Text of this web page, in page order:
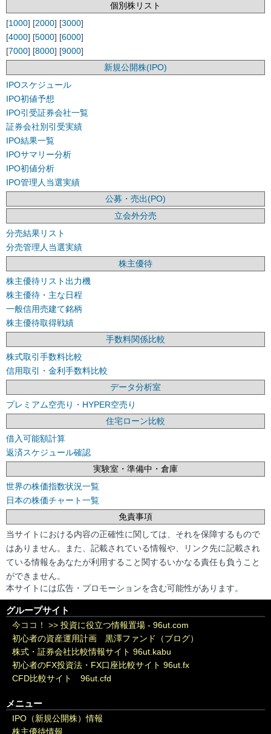
個別株リスト
[1000] [2000] [3000]
[4000] [5000] [6000]
[7000] [8000] [9000]
新規公開株(IPO)
IPOスケジュール
IPO初値予想
IPO引受証券会社一覧
証券会社別引受実績
IPO結果一覧
IPOサマリー分析
IPO初値分析
IPO管理人当選実績
公募・売出(PO)
立会外分売
分売結果リスト
分売管理人当選実績
株主優待
株主優待リスト出力機
株主優待・主な日程
一般信用売建て銘柄
株主優待取得戦績
手数料関係比較
株式取引手数料比較
信用取引・金利手数料比較
データ分析室
プレミアム空売り・HYPER空売り
住宅ローン比較
借入可能額計算
返済スケジュール確認
実験室・準備中・倉庫
世界の株価指数状況一覧
日本の株価チャート一覧
免責事項
当サイトにおける内容の正確性に関しては、それを保障するもので
はありません。また、記載されている情報や、リンク先に記載され
ている情報をあなたが利用すること関するいかなる責任も負うこと
ができません。
本サイトには広告・プロモーションを含む可能性があります。
グループサイト
今ココ！ >> 投資に役立つ情報置場 - 96ut.com
初心者の資産運用計画 黒澤ファンド（ブログ）
株式・証券会社比較情報サイト 96ut.kabu
初心者のFX投資法・FX口座比較サイト 96ut.fx
CFD比較サイト 96ut.cfd
メニュー
IPO（新規公開株）情報
株主優待情報